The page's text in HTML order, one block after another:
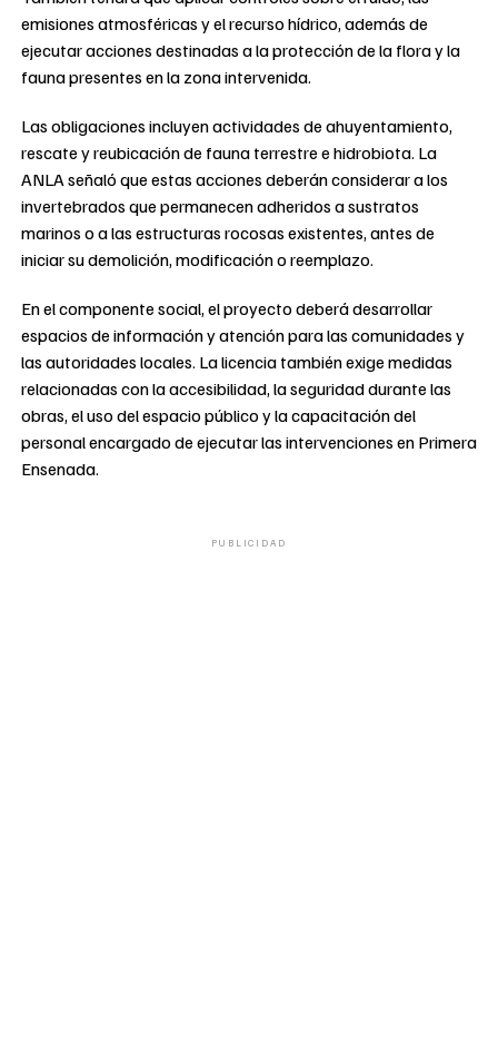
emisiones atmosféricas y el recurso hídrico, además de
ejecutar acciones destinadas a la protección de la flora y la
fauna presentes en la zona intervenida.
Las obligaciones incluyen actividades de ahuyentamiento,
rescate y reubicación de fauna terrestre e hidrobiota. La
ANLA señaló que estas acciones deberán considerar a los
invertebrados que permanecen adheridos a sustratos
marinos o a las estructuras rocosas existentes, antes de
iniciar su demolición, modificación o reemplazo.
En el componente social, el proyecto deberá desarrollar
espacios de información y atención para las comunidades y
las autoridades locales. La licencia también exige medidas
relacionadas con la accesibilidad, la seguridad durante las
obras, el uso del espacio público y la capacitación del
personal encargado de ejecutar las intervenciones en Primera
Ensenada.
PUBLICIDAD